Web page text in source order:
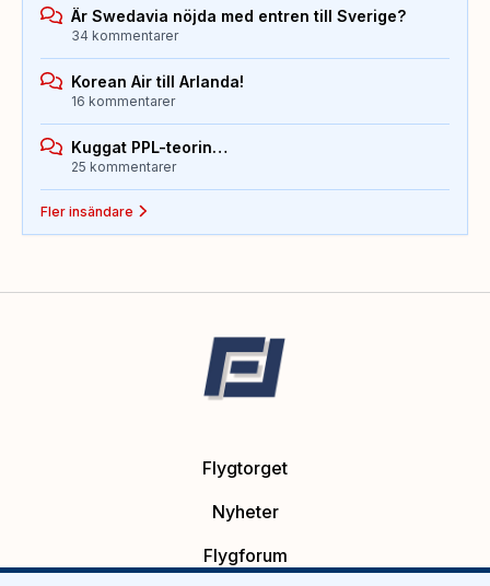
Är Swedavia nöjda med entren till Sverige?
34 kommentarer
Korean Air till Arlanda!
16 kommentarer
Kuggat PPL-teorin…
25 kommentarer
Fler insändare
Flygtorget
Nyheter
Flygforum